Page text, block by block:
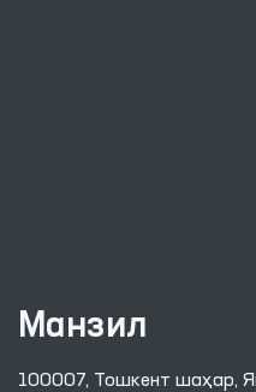
Манзил
100007, Тошкент шаҳар,